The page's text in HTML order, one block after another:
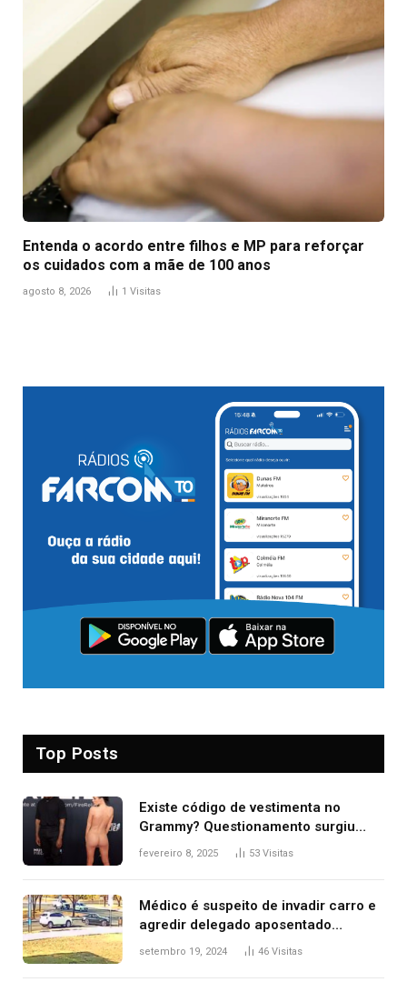
Entenda o acordo entre filhos e MP para reforçar
os cuidados com a mãe de 100 anos
agosto 8, 2026 1 Visitas
Top Posts
Existe código de vestimenta no
Grammy? Questionamento surgiu
após Bianca Censori, mulher de
fevereiro 8, 2025 53 Visitas
Médico é suspeito de invadir carro e
agredir delegado aposentado
durante confusão no trânsito
setembro 19, 2024 46 Visitas